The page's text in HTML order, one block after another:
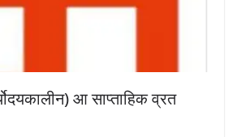
आ साप्ताहिक व्रत